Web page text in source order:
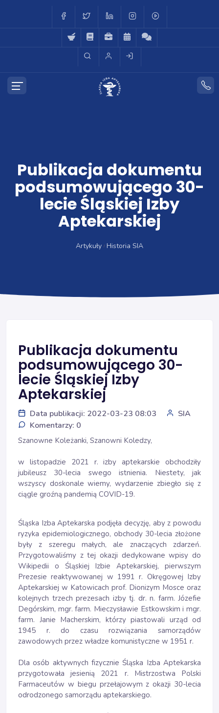
Publikacja dokumentu
podsumowującego 30-
lecie Śląskiej Izby
Aptekarskiej
Artykuły Historia SIA
Publikacja dokumentu
podsumowującego 30-
lecie Śląskiej Izby
Aptekarskiej
Data publikacji: 2022-03-23 08:03
SIA
Komentarzy: 0
Szanowne Koleżanki, Szanowni Koledzy,
w listopadzie 2021 r. izby aptekarskie obchodziły
jubileusz 30-lecia swego istnienia. Niestety, jak
wszyscy doskonale wiemy, wydarzenie zbiegło się z
ciągle groźną pandemią COVID-19.
Śląska Izba Aptekarska podjęła decyzję, aby z powodu
ryzyka epidemiologicznego, obchody 30-lecia złożone
były z szeregu małych, ale znaczących zdarzeń.
Przygotowaliśmy z tej okazji dedykowane wpisy do
Wikipedii o Śląskiej Izbie Aptekarskiej, pierwszym
Prezesie reaktywowanej w 1991 r. Okręgowej Izby
Aptekarskiej w Katowicach prof. Dionizym Mosce oraz
kolejnych trzech prezesach izby tj. dr. n. farm. Józefie
Degórskim, mgr. farm. Mieczysławie Estkowskim i mgr.
farm. Janie Macherskim, którzy piastowali urząd od
1945 r. do czasu rozwiązania samorządów
zawodowych przez władze komunistyczne w 1951 r.
Dla osób aktywnych fizycznie Śląska Izba Aptekarska
przygotowała jesienią 2021 r. Mistrzostwa Polski
Farmaceutów w biegu przełajowym z okazji 30-lecia
odrodzonego samorządu aptekarskiego.